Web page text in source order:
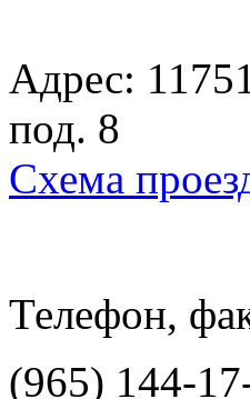
Адрес:
под. 8
Схема
Телефон,
(965) 144-